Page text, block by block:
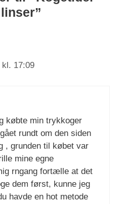
kl. 17:09
købte min trykkoger
rundt om den siden
, grunden til købet var
mine egne
rngang fortælle at det
dem først, kunne jeg
havde en hot metode